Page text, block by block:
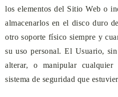
los elementos del Sitio Web o
almacenarlos en el disco duro
otro soporte físico siempre y
su uso personal. El Usuario,
alterar, o manipular
sistema de seguridad que